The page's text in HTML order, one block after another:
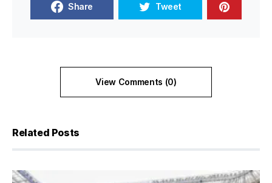
Share Tweet
View Comments (0)
Related Posts